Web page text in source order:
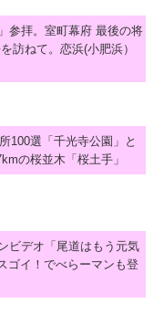
参拝。室町幕府 最後の将
訪ねて。恋浜(小肥浜）
100選「千光寺公園」と
の桜並木「桜土手」
ビデオ「尾道はもう元気
ゴイ！でべらーマンも登